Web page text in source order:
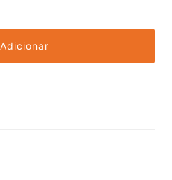
Adicionar